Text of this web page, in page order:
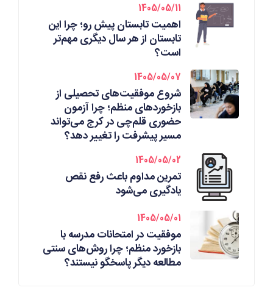
1405/05/11
اهمیت تابستان پیش رو؛ چرا این
تابستان از هر سال دیگری مهم‌تر
است؟
1405/05/07
شروع موفقیت‌های تحصیلی از
بازخوردهای منظم؛ چرا آزمون
حضوری قلم‌چی در کرج می‌تواند
مسیر پیشرفت را تغییر دهد؟
1405/05/02
تمرین مداوم باعث رفع نقص
یادگیری می‌شود
1405/05/01
موفقیت در امتحانات مدرسه با
بازخورد منظم؛ چرا روش‌های سنتی
مطالعه دیگر پاسخگو نیستند؟